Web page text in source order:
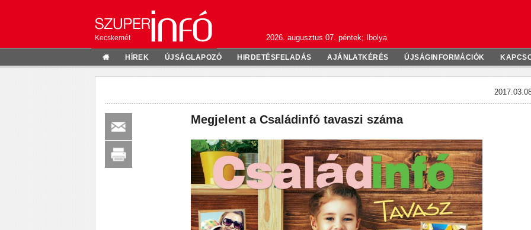
Kecskemét 2026. augusztus 07. péntek; Ibolya
HÍREK ÚJSÁGLAPOZÓ HIRDETÉSFELADÁS AJÁNLATKÉRÉS ÚJSÁGINFORMÁCIÓK
Megjelent a Családinfó tavaszi száma